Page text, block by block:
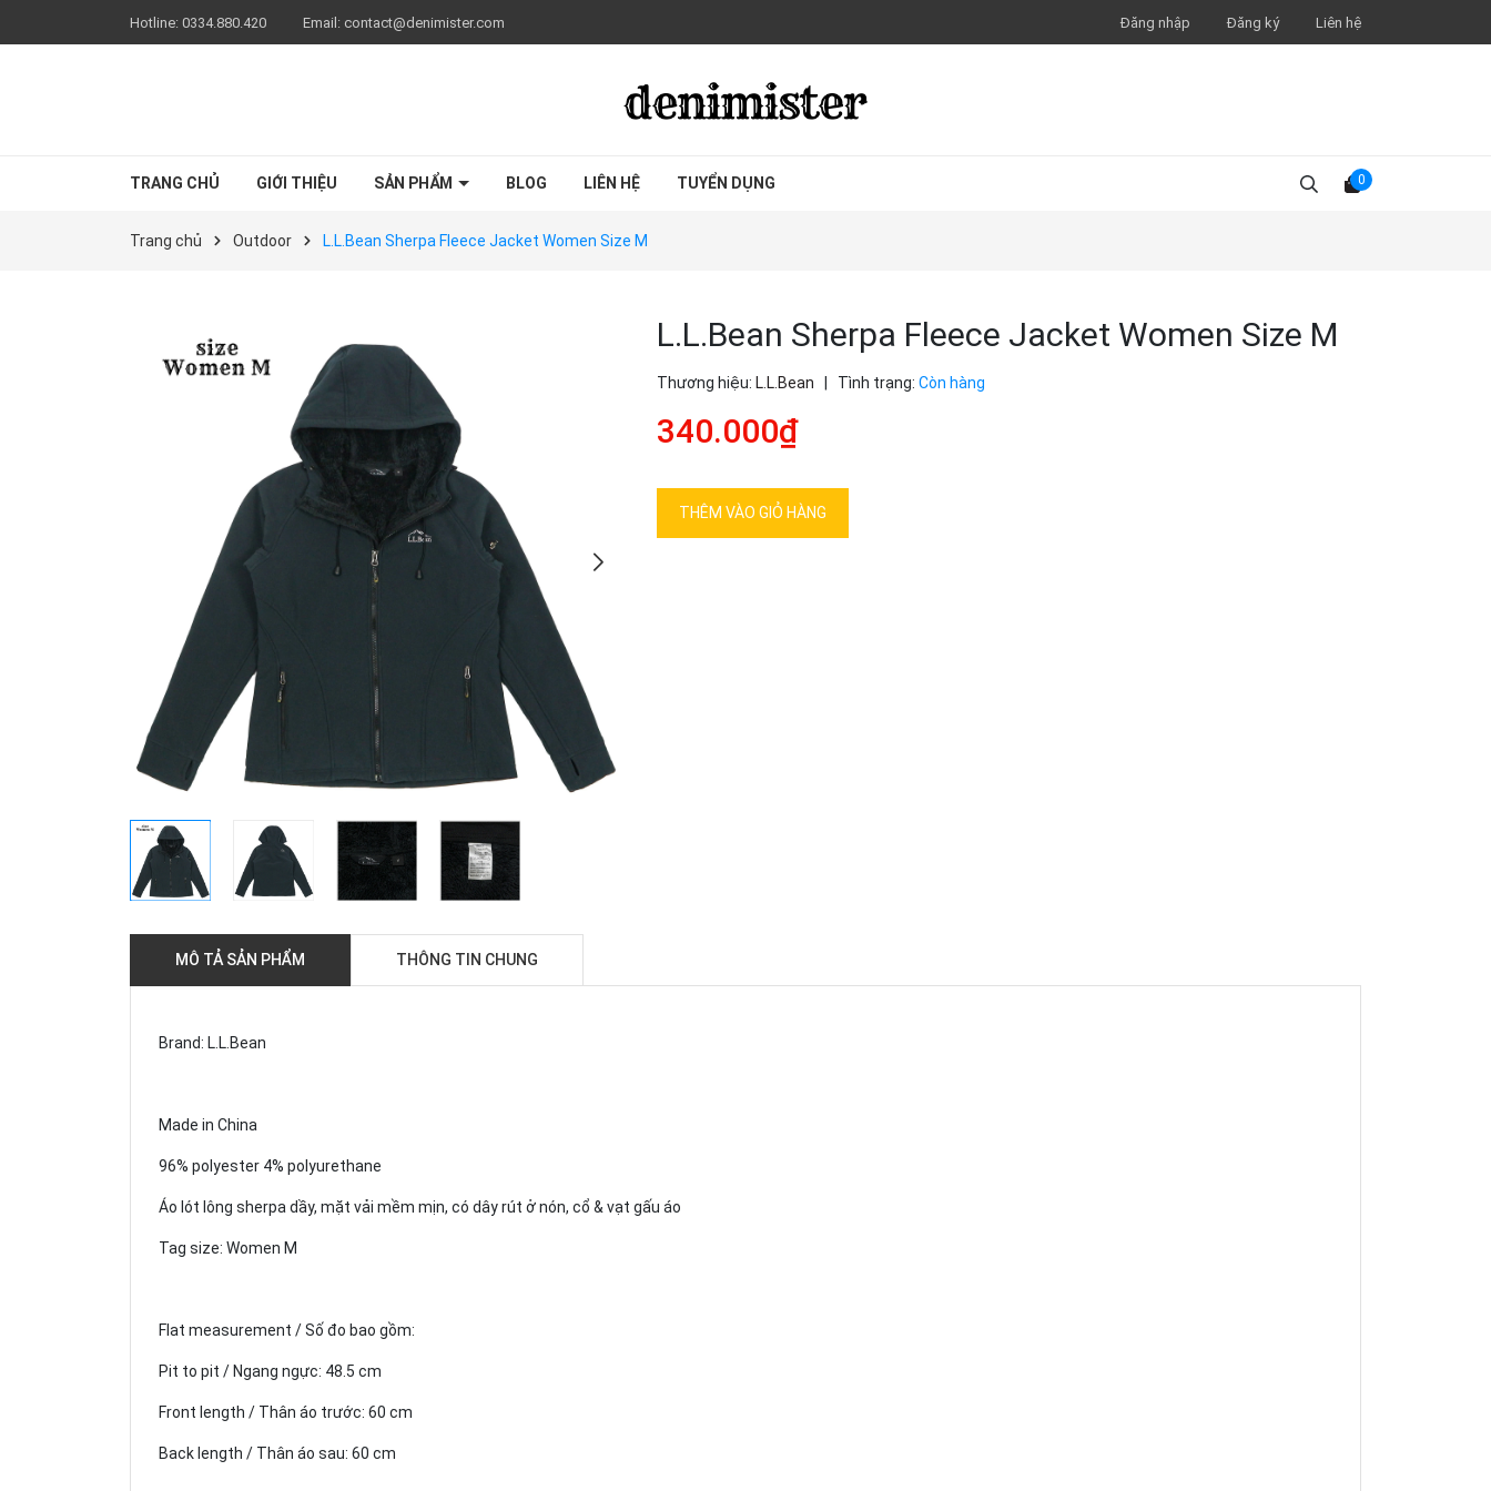
Hotline: 0334.880.420 Email: contact@denimister.com Đăng nhập Đăng ký Liên hệ
TRANG CHỦ GIỚI THIỆU SẢN PHẨM BLOG LIÊN HỆ TUYỂN DỤNG 0
Trang chủ Outdoor L.L.Bean Sherpa Fleece Jacket Women Size M
L.L.Bean Sherpa Fleece Jacket Women Size M
Thương hiệu: L.L.Bean Tình trạng: Còn hàng
340.000₫
THÊM VÀO GIỎ HÀNG
MÔ TẢ SẢN PHẨM THÔNG TIN CHUNG
Brand: L.L.Bean
Made in China
96% polyester 4% polyurethane
Áo lót lông sherpa dầy, mặt vải mềm mịn, có dây rút ở nón, cổ & vạt gấu áo
Tag size: Women M
Flat measurement / Số đo bao gồm:
Pit to pit / Ngang ngực: 48.5 cm
Front length / Thân áo trước: 60 cm
Back length / Thân áo sau: 60 cm